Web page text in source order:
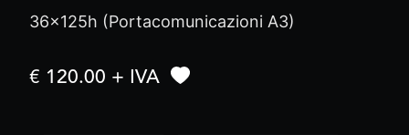
36x125h (Portacomunicazioni A3)
€ 120.00 + IVA